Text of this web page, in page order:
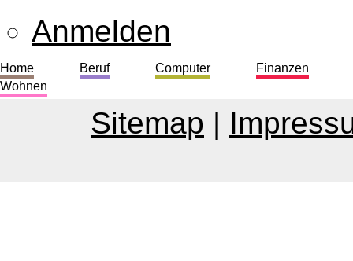
Anmelden
Home Beruf Computer
Finanzen
Wohnen
Sitemap |